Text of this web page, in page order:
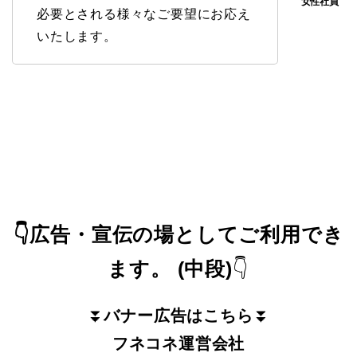
必要とされる様々なご要望にお応え
いたします。
👇広告・宣伝の場としてご利用でき
ます。
(中段)👇
⏬バナー広告はこちら ⏬
フネコネ運営会社